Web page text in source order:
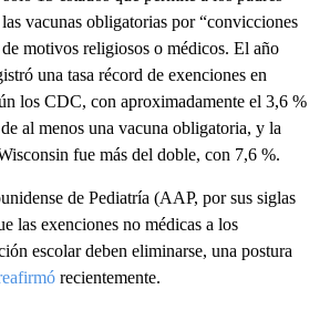
vacunas obligatorias por “convicciones
de motivos religiosos o médicos. El año
una tasa récord de exenciones en
los CDC, con aproximadamente el 3,6 %
al menos una vacuna obligatoria, y la
fue más del doble, con 7,6 %.
de Pediatría (AAP, por sus siglas
las exenciones no médicas a los
escolar deben eliminarse, una postura
recientemente.